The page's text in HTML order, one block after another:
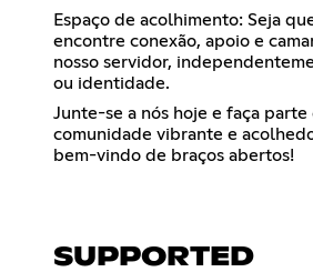
Espaço de acolhimento: Seja
encontre conexão, apoio e
nosso servidor,
ou identidade.
Junte-se a nós hoje e faça parte
comunidade vibrante e
bem-vindo de braços abertos!
SUPPORTED